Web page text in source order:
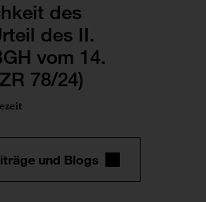
des
des II.
vom 14.
78/24)
und Blogs